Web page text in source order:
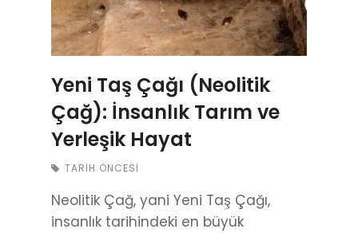
Yeni Taş Çağı (Neolitik
Çağ): İnsanlık Tarım ve
Yerleşik Hayat
TARIH ÖNCESI
Neolitik Çağ, yani Yeni Taş Çağı,
insanlık tarihindeki en büyük